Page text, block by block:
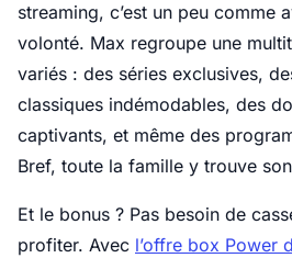
streaming, c’est un peu comme
volonté. Max regroupe une
variés : des séries exclusives,
classiques indémodables, des
captivants, et même des
Bref, toute la famille y trouve
Et le bonus ? Pas besoin de
profiter. Avec l’offre box Power